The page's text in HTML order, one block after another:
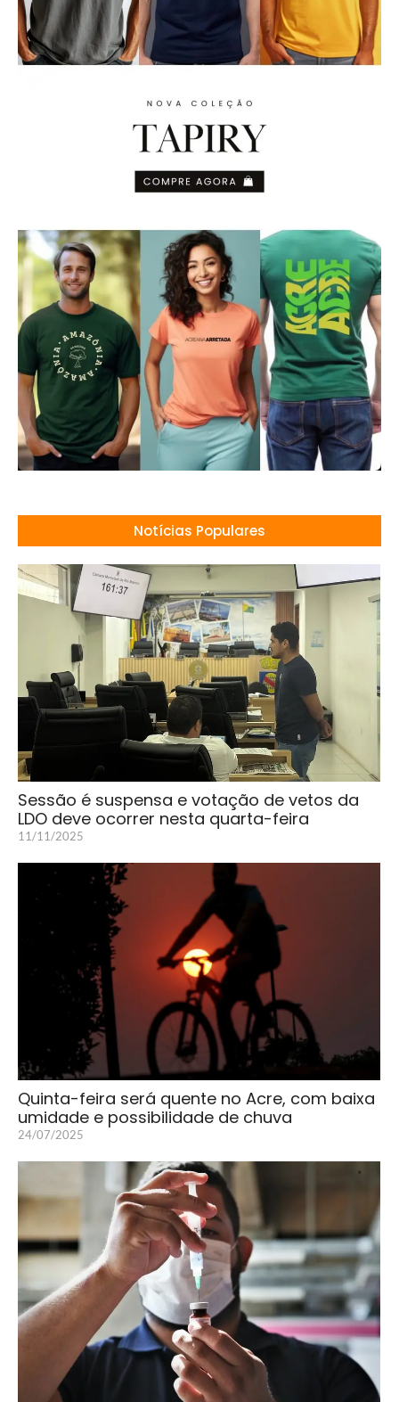
Notícias Populares
Sessão é suspensa e votação de vetos da
LDO deve ocorrer nesta quarta-feira
11/11/2025
Quinta-feira será quente no Acre, com baixa
umidade e possibilidade de chuva
24/07/2025